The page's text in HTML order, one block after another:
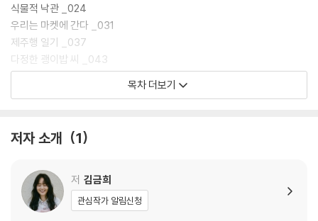
을 묶은 『식물적 낙관』에서 “돌아보면 내가 식물에 빠져든 시기는 마음이
힘들었던 때와 거의 비슷했다”(서문 「식물 하는 마음」)고 고백한다. 지난
3년 내내 지속된 코로나 팬데믹이라는 시련, 공교롭게 맞물린 개인적인 상
실과 삶의 부산물 같은 고민들을 겪으며 작가는 식물이 지닌 오묘한 치유
의 에너지에 이끌렸을까.
은 현실에 대한 냉철한 이해에서 비롯되는바, 작가는 산문에서도 식물이
관의 자세를 받아들인다. 화분에 심긴 채 작가의 발코니에서 살아가는 실
내 식물들은 함께 사는 인간이 현실적인 문제들로 고뇌하느라 여력이 없는
동안 척박한 환경에 놓이기도 하지만, 외부의 변화에 아랑곳하지 않고 오
식물적 낙관 _024
우리는 마켓에 간다 _031
제주행 일기 _037
다정한 괭이밥 씨 _043
헤세와 울프의 여름 정원 _048
2부 이별은 선선한 바람처럼
삶이라는 덩어리 _071
집사 일기 _079
기도를 부탁해 _085
목차 더보기
저자 소개 1
저 김금희
관심작가 알림신청